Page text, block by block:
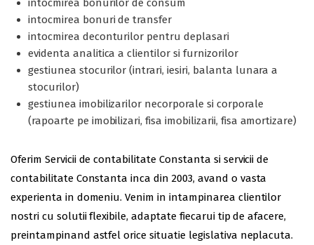
intocmirea bonurilor de consum
intocmirea bonuri de transfer
intocmirea deconturilor pentru deplasari
evidenta analitica a clientilor si furnizorilor
gestiunea stocurilor (intrari, iesiri, balanta lunara a
stocurilor)
gestiunea imobilizarilor necorporale si corporale
(rapoarte pe imobilizari, fisa imobilizarii, fisa amortizare)
Oferim Servicii de contabilitate Constanta si servicii de
contabilitate Constanta inca din 2003, avand o vasta
experienta in domeniu. Venim in intampinarea clientilor
nostri cu solutii flexibile, adaptate fiecarui tip de afacere,
preintampinand astfel orice situatie legislativa neplacuta.